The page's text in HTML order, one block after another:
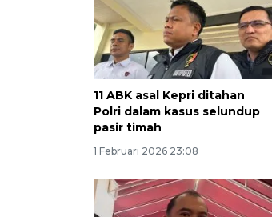
11 ABK asal Kepri ditahan
Polri dalam kasus selundup
pasir timah
1 Februari 2026 23:08